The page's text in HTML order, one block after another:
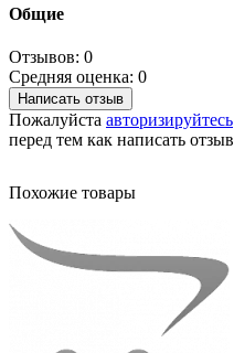
Общие
Отзывов: 0
Средняя оценка: 0
Написать отзыв
Пожалуйста авторизируйтесь
перед тем как написать отзыв
Похожие товары